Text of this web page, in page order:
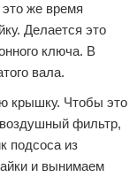
же время
Делается это
ключа. В
вала.
крышку. Чтобы это
фильтр,
подсоса из
и вынимаем